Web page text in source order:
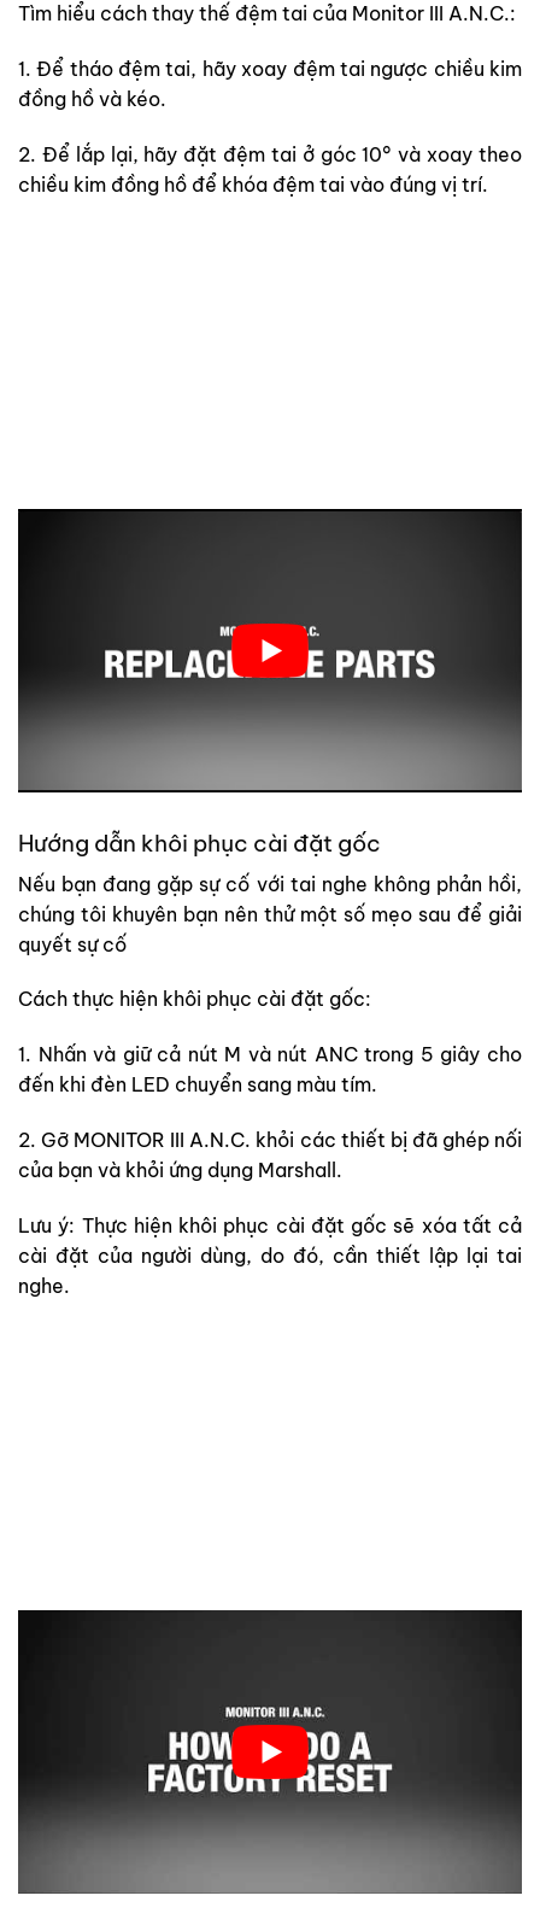
Tìm hiểu cách thay thế đệm tai của Monitor III A.N.C.:
1. Để tháo đệm tai, hãy xoay đệm tai ngược chiều kim
đồng hồ và kéo.
2. Để lắp lại, hãy đặt đệm tai ở góc 10° và xoay theo
chiều kim đồng hồ để khóa đệm tai vào đúng vị trí.
Hướng dẫn khôi phục cài đặt gốc
Nếu bạn đang gặp sự cố với tai nghe không phản hồi,
chúng tôi khuyên bạn nên thử một số mẹo sau để giải
quyết sự cố
Cách thực hiện khôi phục cài đặt gốc:
1. Nhấn và giữ cả nút M và nút ANC trong 5 giây cho
đến khi đèn LED chuyển sang màu tím.
2. Gỡ MONITOR III A.N.C. khỏi các thiết bị đã ghép nối
của bạn và khỏi ứng dụng Marshall.
Lưu ý: Thực hiện khôi phục cài đặt gốc sẽ xóa tất cả
cài đặt của người dùng, do đó, cần thiết lập lại tai
nghe.